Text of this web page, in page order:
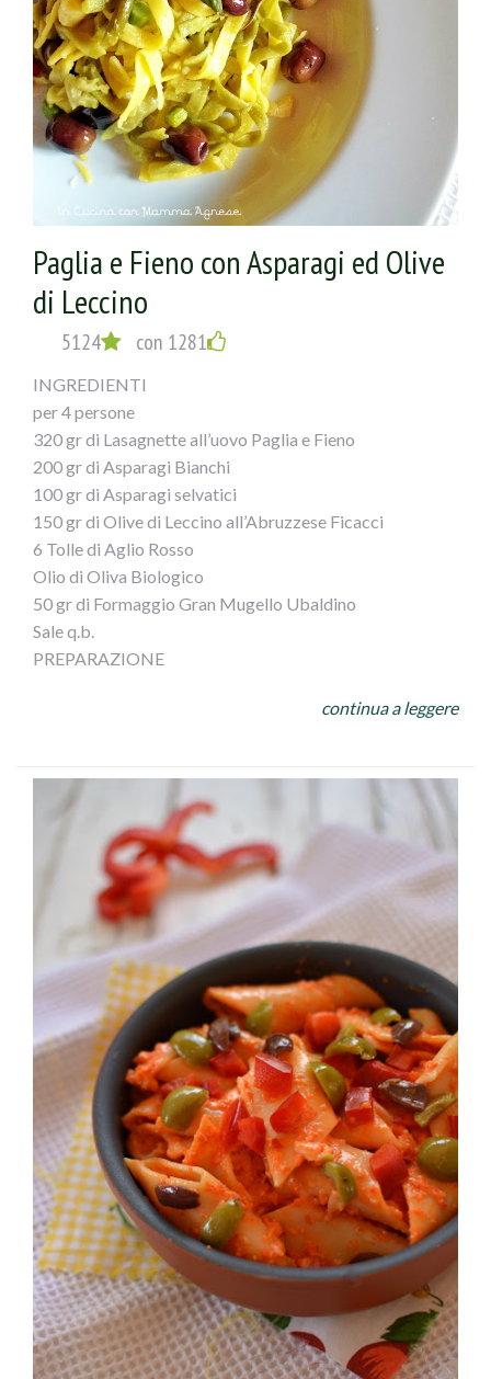
Paglia e Fieno con Asparagi ed Olive
di Leccino
5124 con 1281
INGREDIENTI
per 4 persone
320 gr di Lasagnette all’uovo Paglia e Fieno
200 gr di Asparagi Bianchi
100 gr di Asparagi selvatici
150 gr di Olive di Leccino all’Abruzzese Ficacci
6 Tolle di Aglio Rosso
Olio di Oliva Biologico
50 gr di Formaggio Gran Mugello Ubaldino
Sale q.b.
PREPARAZIONE
Oliva, le Tolle di aglio rosso, lasciare a fuoco vivace pochi
padellacuocere il tutto per circa 10 minuti a fuoco medio,
meglio se con il coperchio,
passato il tempo unire per pochi minuti le punte degli
Asparagi, le Olive di Leccino snocciolate ed una
grattugiata di Gran Mugello Ubaldino,cuocere le
Lasagnettein abbondante acqua salata, avendo cura di
dare minor cottura a quelle verdi, scolare per bene,
Spadellare per bene il tutto, e servire con una bella
grattugiata o meglio ancora con alcune scagliette di
Gran Mugello Ubaldino.
continua a leggere